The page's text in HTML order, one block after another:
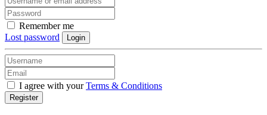
Remember me
Lost password
Login
I agree with yourTerms & Conditions
Register